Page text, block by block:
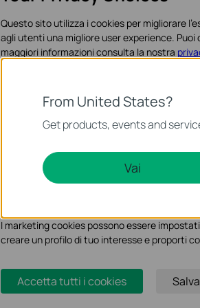
TL-SG1005LP
Switch Desktop 5 porte Gigabit
TL-SL1226P
Switch Desktop Unmanaged 24
PoE+ 10/100Mbps, 2 porte
From United States?
Get products, events and
Vai
Questo sito utilizza i cookies per migliorare
agli utenti una migliore user experience.
maggiori informazioni consulta la nostra
Questi cookies sono necessari per il
Analytics e Marketing Cookies
I marketing cookies possono essere
creare un profilo di tuo interesse e proporti
Accetta tutti i cookies